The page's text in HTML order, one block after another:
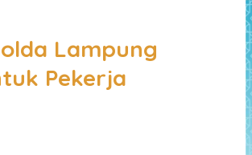
Lampung
Pekerja